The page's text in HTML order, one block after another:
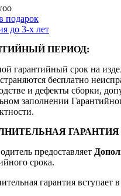
подарок
до 3-х лет
ПЕРИОД:
гарантийный срок на
бесплатно
и дефекты сборки,
заполнении
ГАРАНТИЯ
предоставляет
срока.
гарантия